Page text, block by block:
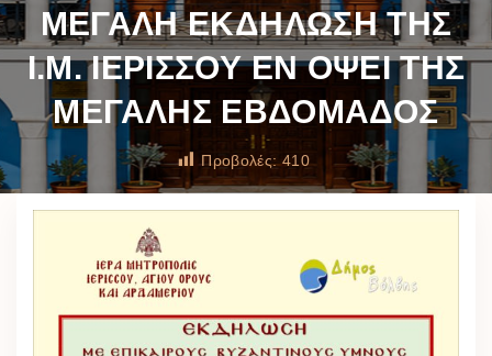
ΜΕΓΑΛΗ ΕΚΔΗΛΩΣΗ ΤΗΣ
Ι.Μ. ΙΕΡΙΣΣΟΥ ΕΝ ΟΨΕΙ ΤΗΣ
ΜΕΓΑΛΗΣ ΕΒΔΟΜΑΔΟΣ
Προβολές: 410